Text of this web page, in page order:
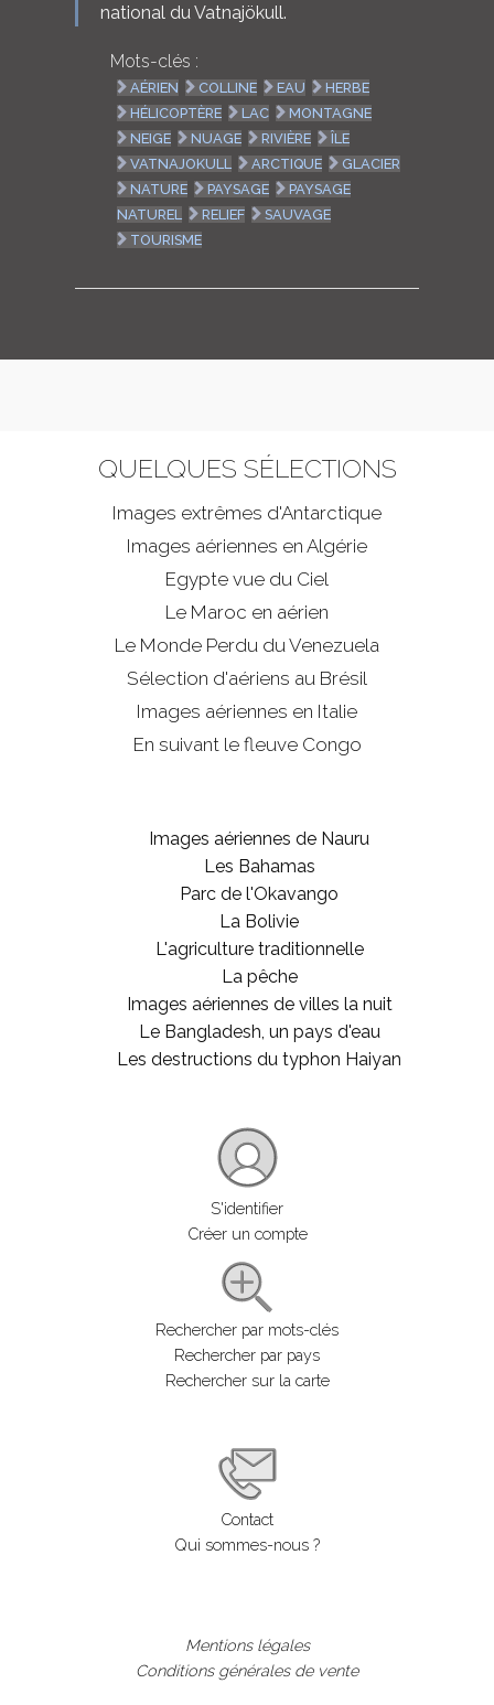
national du Vatnajökull.
Mots-clés :
AÉRIEN COLLINE EAU
HERBE
HÉLICOPTÈRE
LAC
MONTAGNE
NEIGE
NUAGE RIVIÈRE
ÎLE
VATNAJOKULL
ARCTIQUE
GLACIER
NATURE
PAYSAGE
PAYSAGE
NATUREL
RELIEF
SAUVAGE
TOURISME
QUELQUES SÉLECTIONS
Images extrêmes d'Antarctique
Images aériennes en Algérie
Egypte vue du Ciel
Le Maroc en aérien
Le Monde Perdu du Venezuela
Sélection d'aériens au Brésil
Images aériennes en Italie
En suivant le fleuve Congo
Images aériennes de Nauru
Les Bahamas
Parc de l'Okavango
La Bolivie
L'agriculture traditionnelle
La pêche
Images aériennes de villes la nuit
Le Bangladesh, un pays d'eau
Les destructions du typhon Haiyan
S'identifier
Créer un compte
Rechercher par mots-clés
Rechercher par pays
Rechercher sur la carte
Contact
Qui sommes-nous ?
Mentions légales
Conditions générales de vente